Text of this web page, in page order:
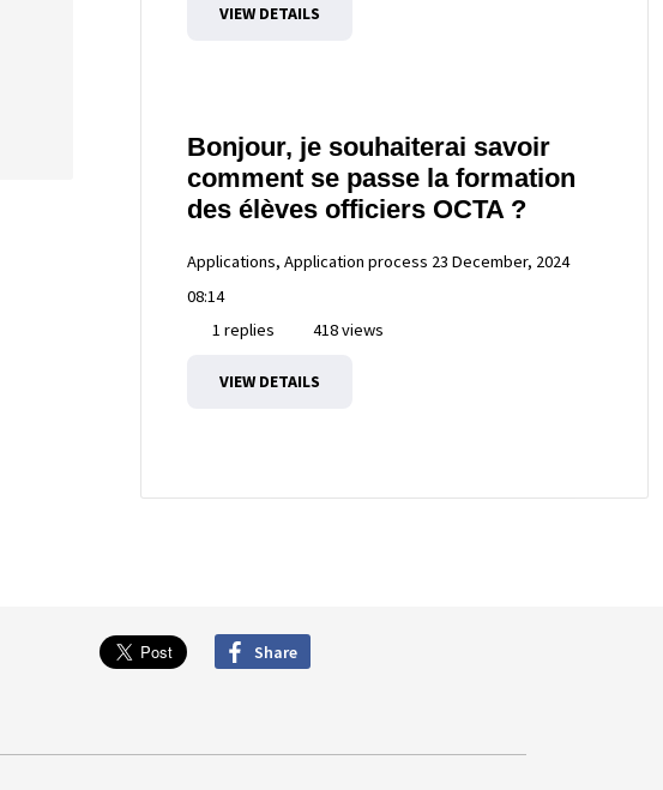
VIEW DETAILS
Bonjour, je souhaiterai savoir
comment se passe la formation
des élèves officiers OCTA ?
Applications, Application process 23 December, 2024
08:14
1 replies
418 views
VIEW DETAILS
Share